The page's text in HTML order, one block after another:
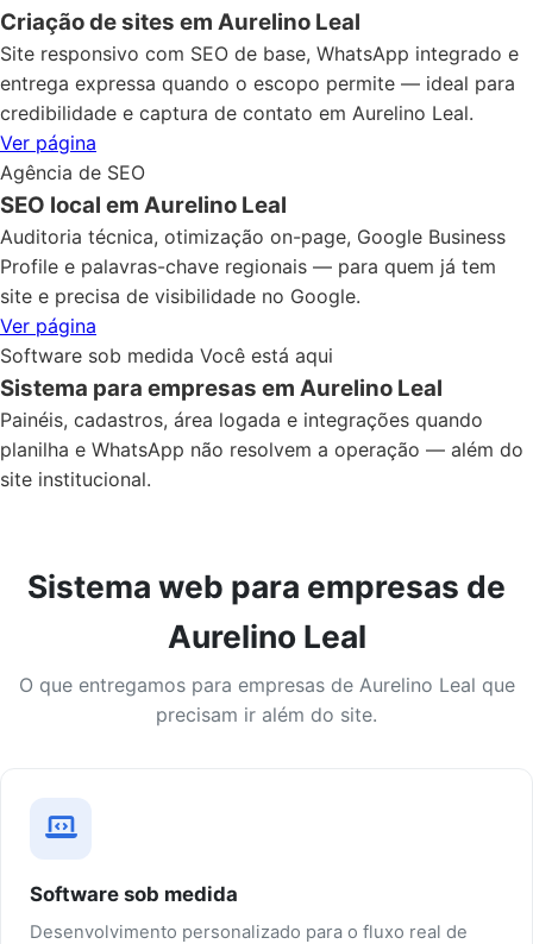
Criação de sites em Aurelino Leal
Site responsivo com SEO de base, WhatsApp integrado e
entrega expressa quando o escopo permite — ideal para
credibilidade e captura de contato em Aurelino Leal.
Ver página
Agência de SEO
SEO local em Aurelino Leal
Auditoria técnica, otimização on-page, Google Business
Profile e palavras-chave regionais — para quem já tem
site e precisa de visibilidade no Google.
Ver página
Software sob medida Você está aqui
Sistema para empresas em Aurelino Leal
Painéis, cadastros, área logada e integrações quando
planilha e WhatsApp não resolvem a operação — além do
site institucional.
Sistema web para empresas de
Aurelino Leal
O que entregamos para empresas de Aurelino Leal que
precisam ir além do site.
Software sob medida
Desenvolvimento personalizado para o fluxo real de